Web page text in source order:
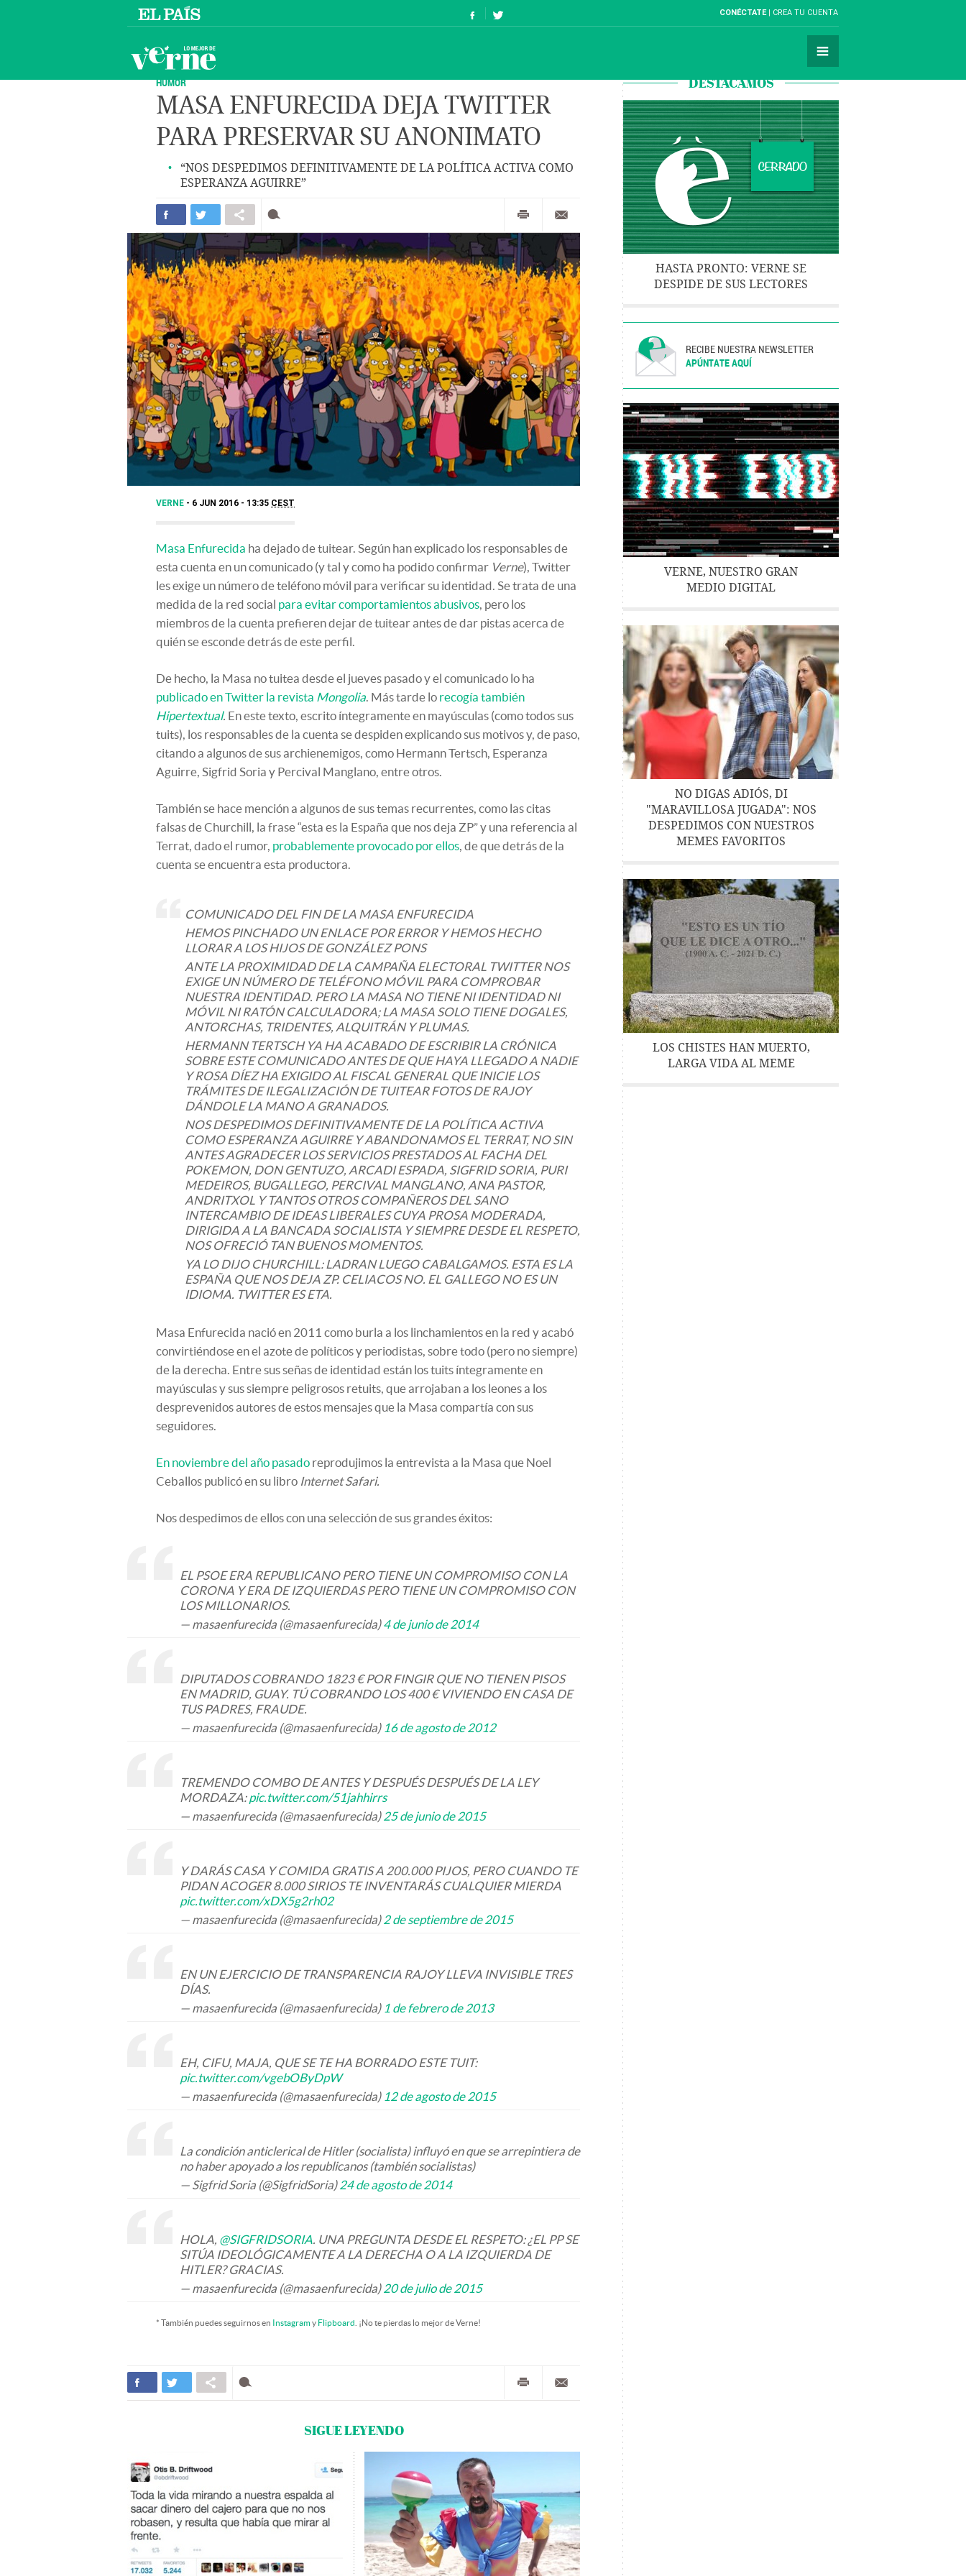
CONÉCTATE CREA TU CUENTA
HUMOR
MASA ENFURECIDA DEJA TWITTER
PARA PRESERVAR SU ANONIMATO
“NOS DESPEDIMOS DEFINITIVAMENTE DE LA POLÍTICA ACTIVA COMO
ESPERANZA AGUIRRE”
VERNE 6 JUN 2016 - 13:35 CEST
Masa Enfurecida ha dejado de tuitear. Según han explicado los responsables de
esta cuenta en un comunicado (y tal y como ha podido confirmar Verne), Twitter
les exige un número de teléfono móvil para verificar su identidad. Se trata de una
medida de la red social para evitar comportamientos abusivos, pero los
miembros de la cuenta prefieren dejar de tuitear antes de dar pistas acerca de
quién se esconde detrás de este perfil.
De hecho, la Masa no tuitea desde el jueves pasado y el comunicado lo ha
publicado en Twitter la revista Mongolia. Más tarde lo recogía también
Hipertextual. En este texto, escrito íntegramente en mayúsculas (como todos sus
tuits), los responsables de la cuenta se despiden explicando sus motivos y, de paso,
citando a algunos de sus archienemigos, como Hermann Tertsch, Esperanza
Aguirre, Sigfrid Soria y Percival Manglano, entre otros.
También se hace mención a algunos de sus temas recurrentes, como las citas
falsas de Churchill, la frase “esta es la España que nos deja ZP” y una referencia al
Terrat, dado el rumor, probablemente provocado por ellos, de que detrás de la
cuenta se encuentra esta productora.
COMUNICADO DEL FIN DE LA MASA ENFURECIDA
HEMOS PINCHADO UN ENLACE POR ERROR Y HEMOS HECHO
LLORAR A LOS HIJOS DE GONZÁLEZ PONS
ANTE LA PROXIMIDAD DE LA CAMPAÑA ELECTORAL TWITTER NOS
EXIGE UN NÚMERO DE TELÉFONO MÓVIL PARA COMPROBAR
NUESTRA IDENTIDAD. PERO LA MASA NO TIENE NI IDENTIDAD NI
MÓVIL NI RATÓN CALCULADORA; LA MASA SOLO TIENE DOGALES,
ANTORCHAS, TRIDENTES, ALQUITRÁN Y PLUMAS.
HERMANN TERTSCH YA HA ACABADO DE ESCRIBIR LA CRÓNICA
SOBRE ESTE COMUNICADO ANTES DE QUE HAYA LLEGADO A NADIE
Y ROSA DÍEZ HA EXIGIDO AL FISCAL GENERAL QUE INICIE LOS
TRÁMITES DE ILEGALIZACIÓN DE TUITEAR FOTOS DE RAJOY
DÁNDOLE LA MANO A GRANADOS.
NOS DESPEDIMOS DEFINITIVAMENTE DE LA POLÍTICA ACTIVA
COMO ESPERANZA AGUIRRE Y ABANDONAMOS EL TERRAT, NO SIN
ANTES AGRADECER LOS SERVICIOS PRESTADOS AL FACHA DEL
POKEMON, DON GENTUZO, ARCADI ESPADA, SIGFRID SORIA, PURI
MEDEIROS, BUGALLEGO, PERCIVAL MANGLANO, ANA PASTOR,
ANDRITXOL Y TANTOS OTROS COMPAÑEROS DEL SANO
INTERCAMBIO DE IDEAS LIBERALES CUYA PROSA MODERADA,
DIRIGIDA A LA BANCADA SOCIALISTA Y SIEMPRE DESDE EL RESPETO,
NOS OFRECIÓ TAN BUENOS MOMENTOS.
YA LO DIJO CHURCHILL: LADRAN LUEGO CABALGAMOS. ESTA ES LA
ESPAÑA QUE NOS DEJA ZP. CELIACOS NO. EL GALLEGO NO ES UN
IDIOMA. TWITTER ES ETA.
Masa Enfurecida nació en 2011 como burla a los linchamientos en la red y acabó
convirtiéndose en el azote de políticos y periodistas, sobre todo (pero no siempre)
de la derecha. Entre sus señas de identidad están los tuits íntegramente en
mayúsculas y sus siempre peligrosos retuits, que arrojaban a los leones a los
desprevenidos autores de estos mensajes que la Masa compartía con sus
seguidores.
En noviembre del año pasado reprodujimos la entrevista a la Masa que Noel
Ceballos publicó en su libro Internet Safari.
Nos despedimos de ellos con una selección de sus grandes éxitos:
EL PSOE ERA REPUBLICANO PERO TIENE UN COMPROMISO CON LA
CORONA Y ERA DE IZQUIERDAS PERO TIENE UN COMPROMISO CON
LOS MILLONARIOS.
— masaenfurecida (@masaenfurecida)4 de junio de 2014
DIPUTADOS COBRANDO 1823 € POR FINGIR QUE NO TIENEN PISOS
EN MADRID, GUAY. TÚ COBRANDO LOS 400 € VIVIENDO EN CASA DE
TUS PADRES, FRAUDE.
— masaenfurecida (@masaenfurecida) 16 de agosto de 2012
TREMENDO COMBO DE ANTES Y DESPUÉS DESPUÉS DE LA LEY
MORDAZA:pic.twitter.com/51jahhirrs
— masaenfurecida (@masaenfurecida)25 de junio de 2015
Y DARÁS CASA Y COMIDA GRATIS A 200.000 PIJOS, PERO CUANDO TE
PIDAN ACOGER 8.000 SIRIOS TE INVENTARÁS CUALQUIER MIERDA
pic.twitter.com/xDX5g2rh02
— masaenfurecida (@masaenfurecida)2 de septiembre de 2015
EN UN EJERCICIO DE TRANSPARENCIA RAJOY LLEVA INVISIBLE TRES
DÍAS.
— masaenfurecida (@masaenfurecida) 1 de febrero de 2013
EH, CIFU, MAJA, QUE SE TE HA BORRADO ESTE TUIT:
pic.twitter.com/vgebOByDpW
— masaenfurecida (@masaenfurecida) 12 de agosto de 2015
La condición anticlerical de Hitler (socialista) influyó en que se arrepintiera de
no haber apoyado a los republicanos (también socialistas)
— Sigfrid Soria (@SigfridSoria)24 de agosto de 2014
HOLA, @SIGFRIDSORIA. UNA PREGUNTA DESDE EL RESPETO: ¿EL PP SE
SITÚA IDEOLÓGICAMENTE A LA DERECHA O A LA IZQUIERDA DE
HITLER? GRACIAS.
— masaenfurecida (@masaenfurecida)20 de julio de 2015
* También puedes seguirnos en Instagramy Flipboard . ¡No te pierdas lo mejor de Verne!
SIGUE LEYENDO
DESTACAMOS
HASTA PRONTO: VERNE SE
DESPIDE DE SUS LECTORES
RECIBE NUESTRA NEWSLETTER
APÚNTATE AQUÍ
VERNE, NUESTRO GRAN
MEDIO DIGITAL
NO DIGAS ADIÓS, DI
"MARAVILLOSA JUGADA": NOS
DESPEDIMOS CON NUESTROS
MEMES FAVORITOS
LOS CHISTES HAN MUERTO,
LARGA VIDA AL MEME